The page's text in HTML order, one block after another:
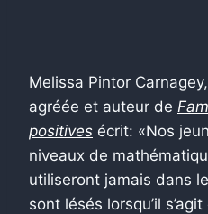
Melissa Pintor
agréée et auteur de
positives écrit: «Nos
niveaux de
utiliseront jamais dans
sont lésés lorsqu’il